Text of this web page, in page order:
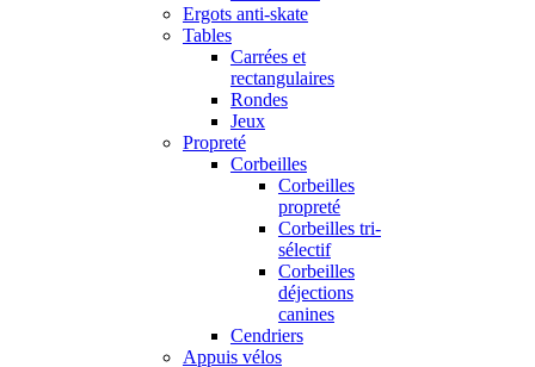
Ergots anti-skate
Tables
Carrées et
rectangulaires
Rondes
Jeux
Propreté
Corbeilles
Corbeilles
propreté
Corbeilles tri-
sélectif
Corbeilles
déjections
canines
Cendriers
Appuis vélos